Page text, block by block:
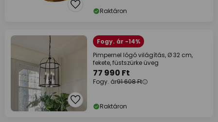
Raktáron
Fogy. ár -14%
Pimpernel lógó világítás, Ø 32 cm,
fekete, füstszürke üveg
77 990 Ft
Fogy. ár91 608 Ft
Raktáron